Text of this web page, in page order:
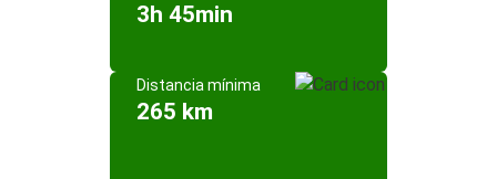
3h 45min
Distancia mínima
265 km